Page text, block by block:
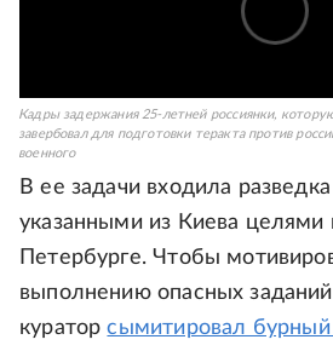
Кадры задержания 25-летней россиянки,
завербовал для подготовки теракта против
военного
В ее задачи входила
указанными из Киева целями
Петербурге. Чтобы
выполнению опасных
кураторсымитировал